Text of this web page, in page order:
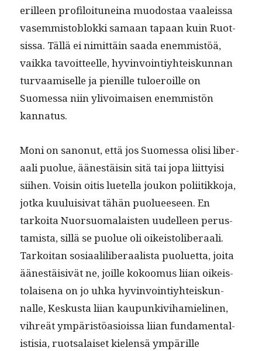
erilleen pro­filoituneina muo­dostaa vaaleis­sa
vasem­mis­to­blok­ki samaan tapaan kuin Ruot­
sis­sa. Täl­lä ei nimit­täin saa­da enem­mistöä,
vaik­ka tavoit­teelle, hyv­in­voin­tiy­hteiskun­nan
tur­vaamiselle ja pie­nille tulo­eroille on
Suomes­sa niin ylivoimaisen enem­mistön
kannatus.
Moni on sanonut, että jos Suomes­sa olisi lib­er­
aali puolue, äänestäisin sitä tai jopa liit­ty­isi
siihen. Voisin oitis luetel­la joukon poli­itikko­ja,
jot­ka kuu­luisi­vat tähän puolueeseen. En
tarkoi­ta Nuor­suo­ma­lais­ten uudelleen perus­
tamista, sil­lä se puolue oli oikeis­tolib­er­aali.
Tarkoi­tan sosi­aalilib­er­aal­ista puoluet­ta, joi­ta
äänestäi­sivät ne, joille kokoomus liian oikeis­
to­laise­na on jo uhka hyv­in­voin­tiy­hteiskun­
nalle, Keskus­ta liian kaupunkivi­hamieli­nen,
vihreät ympäristöa­siois­sa liian fun­da­men­tal­
is­tisia, ruot­salaiset kie­len­sä ympärille